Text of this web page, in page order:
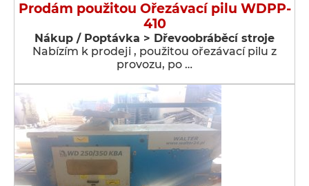
Prodám použitou Ořezávací pilu WDPP-
410
Nákup / Poptávka > Dřevoobráběcí stroje
Nabízím k prodeji , použitou ořezávací pilu z
provozu, po …